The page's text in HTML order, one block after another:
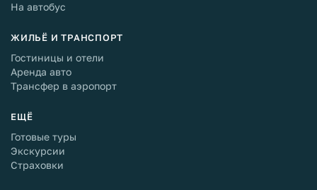
На автобус
ЖИЛЬЁ И ТРАНСПОРТ
Гостиницы и отели
Аренда авто
Трансфер в аэропорт
ЕЩЁ
Готовые туры
Экскурсии
Страховки